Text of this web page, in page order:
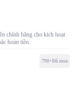
chính hãng cho kích hoạt
hoàn tiền.
790+Đã mua